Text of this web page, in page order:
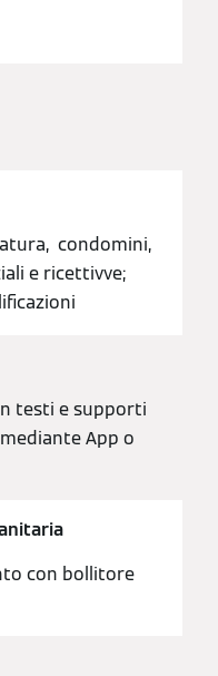
condomini,
e ricettivve;
testi e supporti
App o
con bollitore